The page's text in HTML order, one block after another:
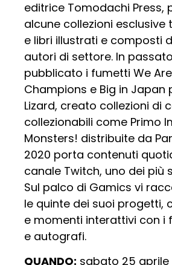
editrice Tomodachi Press,
alcune collezioni esclusive
e libri illustrati e composti
autori di settore. In
pubblicato i fumetti We
Champions e Big in Japan
Lizard, creato collezioni di
collezionabili come Primo
Monsters! distribuite da
2020 porta contenuti
canale Twitch, uno dei più
Sul palco di Gamics vi
le quinte dei suoi progetti,
e momenti interattivi con i
e autografi.
QUANDO: sabato 25 aprile